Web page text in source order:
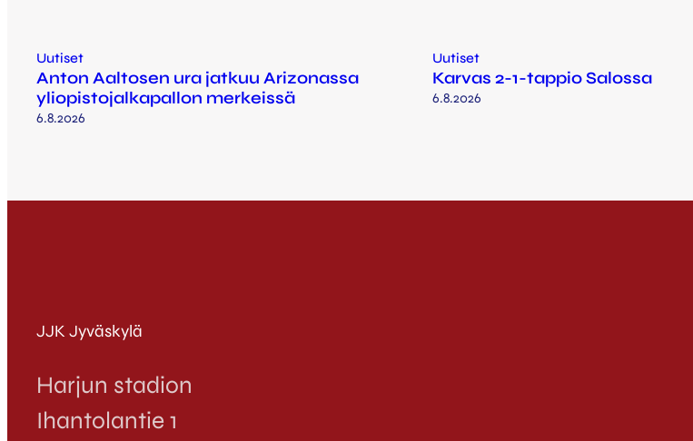
Uutiset
Anton Aaltosen ura jatkuu Arizonassa
yliopistojalkapallon merkeissä
6.8.2026
Uutiset
Karvas 2-1-tappio Salossa
6.8.2026
JJK Jyväskylä
Harjun stadion
Ihantolantie 1